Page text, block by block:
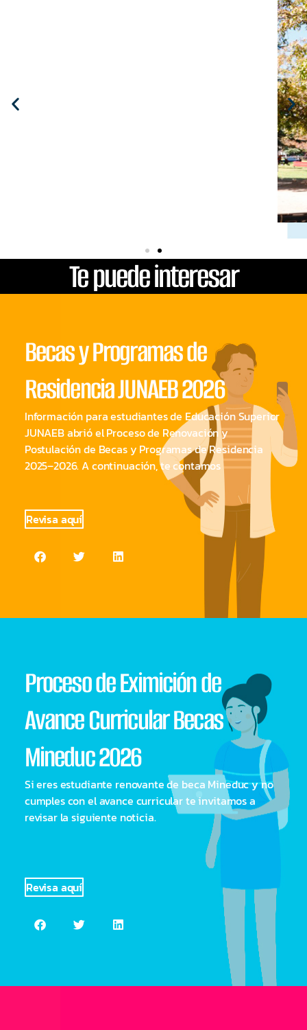
Beca
Deportiva
Pueden postular a esta beca:
preseleccionados nacionales y
deportistas federados en
aquellas
disciplinas en que UNAB cuenta
con selecciones que participan
disciplinas.
Te puede interesar
Becas y Programas de
Residencia JUNAEB 2026
Información para estudiantes de Educación Superior
JUNAEB abrió el Proceso de Renovación y
Postulación de Becas y Programas de Residencia
2025–2026. A continuación, te contamos
Revisa aquí
Proceso de Eximición de
Avance Curricular Becas
Mineduc 2026
Si eres estudiante renovante de beca Mineduc y no
cumples con el avance curricular te invitamos a
revisar la siguiente noticia.
Revisa aquí